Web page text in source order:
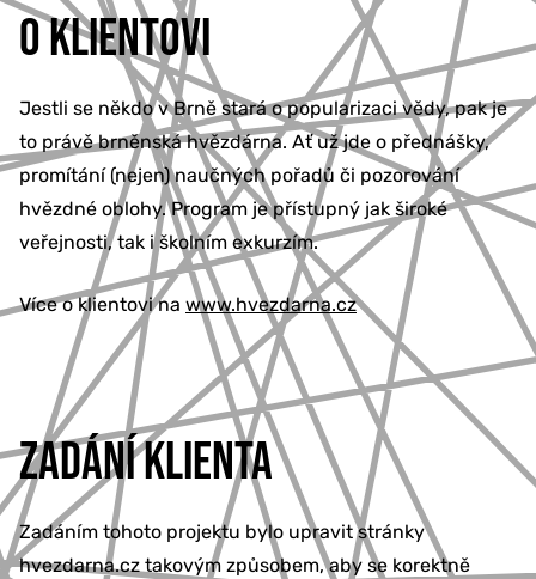
O KLIENTOVI
Jestli se někdo v Brně stará o popularizaci vědy, pak je
to právě brněnská hvězdárna. Ať už jde o přednášky,
promítání (nejen) naučných pořadů či pozorování
hvězdné oblohy. Program je přístupný jak široké
veřejnosti, tak i školním exkurzím.
Více o klientovi na www.hvezdarna.cz
ZADÁNÍ KLIENTA
Zadáním tohoto projektu bylo upravit stránky
hvezdarna.cz takovým způsobem, aby se korektně